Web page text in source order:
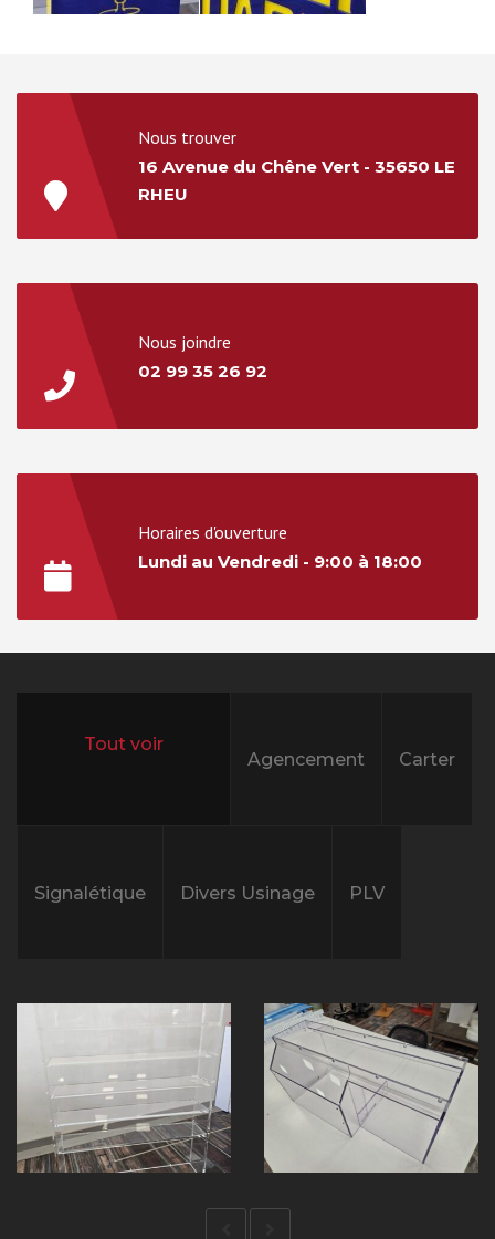
Nous trouver
16 Avenue du Chêne Vert - 35650 LE
RHEU
Nous joindre
02 99 35 26 92
Horaires d'ouverture
Lundi au Vendredi - 9:00 à 18:00
Agencement Carter
Signalétique Divers Usinage PLV